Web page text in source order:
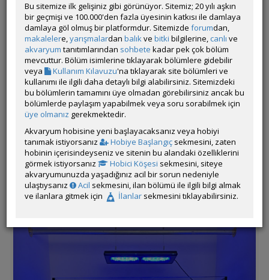
Gönderim Zamanı:04 Mart 2026 18:51
Ölçüler:120x70x50
Sump: 100x70x40
Canlı Türleri: Canlı yok.
Isıtıcı:Aquael Platinium Glas Heater 500W
Dalga motoru: Hsbao-EW-38
Kafa Motoru: Reef Octabus Vairos 4
Filtrasyon ve Işıklandırma: Bubble King 200, Aquareef Pro5 Max
Tasarım ve Dekorasyon: 27 Kg Argonit kum ve 2 parça tasarım,
seramik kaya kullanılmıştır.
Hayırlısı ile 4 gün önce 0 TDS su ile kurulumu yaptım, şuan
diatom bekliyorum. Tuz olarak Tropic Marin pro reef
kullandım. Tank içerisindeki kaya miktarı bakteri açısından
düşük kalacağını bildiğim için sump içerisine 20Kg Natures
Ocean – Natural Coral Reef Rock ekledim. Tavsiye ve
önerilerinize açığım.
Bu sitemize ilk gelişiniz gibi görünüyor. Sitemiz; 20 yılı aşkın
bir geçmişi ve 100.000'den fazla üyesinin katkısı ile damlaya
damlaya göl olmuş bir platformdur. Sitemizde forumdan,
makalelere,yarışmalardan balıkve bitki bilgilerine, canlı ve
akvaryum tanıtımlarından sohbete kadar pek çok bölüm
mevcuttur. Bölüm isimlerine tıklayarak bölümlere gidebilir
veya
Kullanım Kılavuzu'na tıklayarak site bölümleri ve
kullanımı ile ilgili daha detaylı bilgi alabilirsiniz. Sitemizdeki
bu bölümlerin tamamını üye olmadan görebilirsiniz ancak bu
bölümlerde paylaşım yapabilmek veya soru sorabilmek için
üye olmanız gerekmektedir.
Akvaryum hobisine yeni başlayacaksanız veya hobiyi
tanımak istiyorsanız
Hobiye Başlangıç sekmesini, zaten
hobinin içerisindeyseniz ve sitenin bu alandaki özelliklerini
görmek istiyorsanız
Hobici Köşesi sekmesini, siteye
akvaryumunuzda yaşadığınız acil bir sorun nedeniyle
ulaştıysanız
Acil sekmesini, ilan bölümü ile ilgili bilgi almak
ve ilanlara gitmek için
İlanlar sekmesini tıklayabilirsiniz.